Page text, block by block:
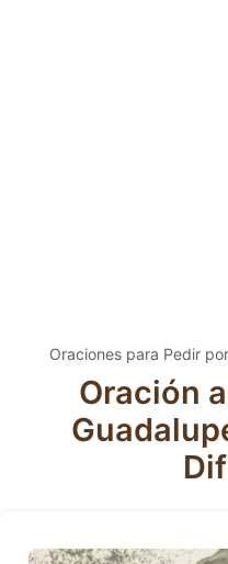
Oraciones para Pedir
Oración